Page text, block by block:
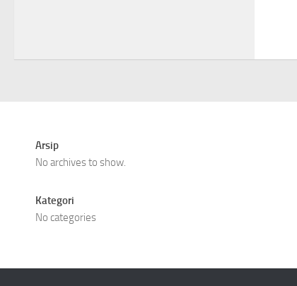
Arsip
No archives to show.
Kategori
No categories